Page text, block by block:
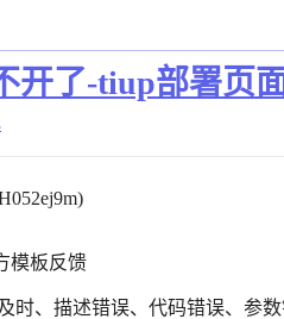
开了-tiup部署页
模板反馈
时、描述错误、代码错误、参